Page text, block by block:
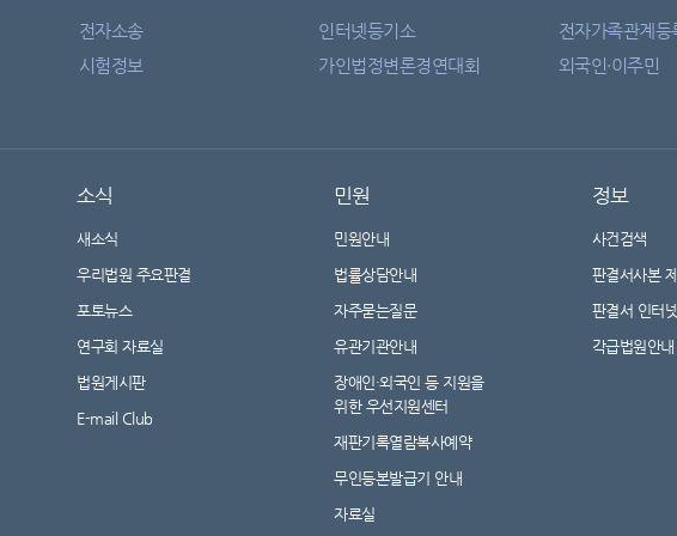
전자소송 인터넷등기소 전자가족관계등
시험정보 가인법정변론경연대회 외국인·이주민
소식
새소식
우리법원 주요판결
포토뉴스
연구회 자료실
법원게시판
E-mail Club
민원
민원안내
법률상담안내
자주묻는질문
유관기관안내
장애인·외국인 등 지원을
위한 우선지원센터
재판기록열람복사예약
무인등본발급기 안내
자료실
정보
사건검색
판결서사본
판결서 인터
각급법원안내